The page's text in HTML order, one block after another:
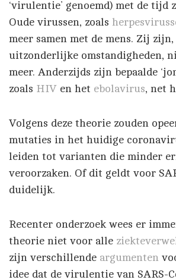
‘virulentie’ genoemd) met de tijd
Oude virussen, zoals
meer samen met de mens. Zij
uitzonderlijke omstandigheden,
meer. Anderzijds zijn bepaalde
zoals HIV en het ebolavirus, net
Volgens deze theorie zouden
mutaties in het huidige
leiden tot varianten die minder
veroorzaken. Of dit geldt voor
duidelijk.
Recenter onderzoek wees er
theorie niet voor alle
zijn verschillende argumenten
idee dat de virulentie van SARS-